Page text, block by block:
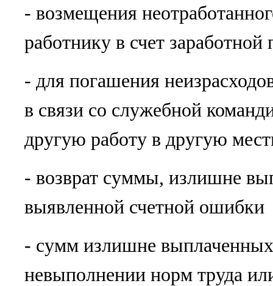
- возмещения
работнику в счет заработной
- для погашения
в связи со служебной
другую работу в другую
- возврат суммы, излишне
выявленной счетной ошибки
- сумм излишне
невыполнении норм труда